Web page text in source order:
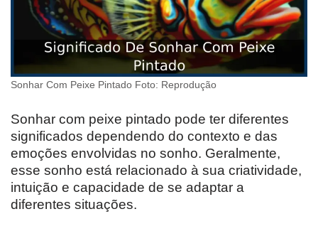
Sonhar Com Peixe Pintado Foto: Reprodução
Sonhar com peixe pintado pode ter diferentes
significados dependendo do contexto e das
emoções envolvidas no sonho. Geralmente,
esse sonho está relacionado à sua criatividade,
intuição e capacidade de se adaptar a
diferentes situações.